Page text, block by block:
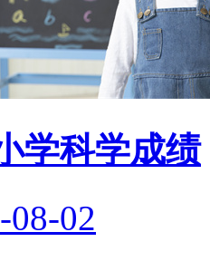
学科学成绩
08-02